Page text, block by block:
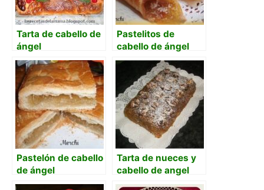
Tarta de cabello de
ángel
Pastelitos de
cabello de ángel
Pastelón de cabello
de ángel
Tarta de nueces y
cabello de angel